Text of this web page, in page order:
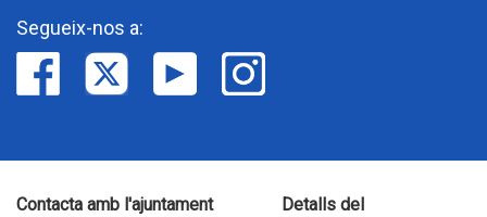
Segueix-nos a:
Contacta amb l'ajuntament
Detalls del